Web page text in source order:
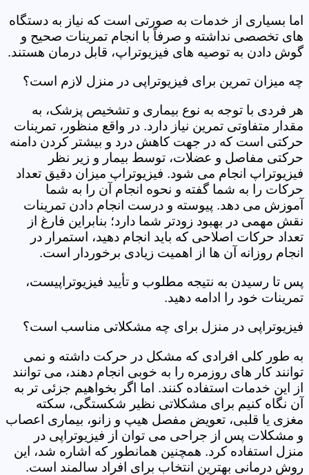
اما بسیاری از خدمات به صورتی است که نیاز به دستگاه
های تخصصی نداشته و صرفاً با انجام تمرینات صحیح و
گوش دادن به توصیه های فیزیوتراپ، قابل درمان هستند.
چه میزان تمرین برای فیزیوتراپی در منزل لازم است؟
هر فردی با توجه به نوع بیماری و تشخیص پزشک، به
مقدار متفاوتی تمرین نیاز دارد. در واقع منظور، تمرینات
حرکتی است که در جهت کاهش درد و بیشتر کردن دامنه
حرکتی مفاصل و عضلات، توسط بیمار و زیر نظر
فیزیوتراپ انجام می شود. فیزیوتراپ میزان دقیق تعداد
حرکات را به شما گفته و نحوه انجام آن را به شما
آموزش می دهد. پیوسته و درست انجام دادن تمرینات
نقش مهمی در بهبود زودتر شما دارد؛ بنابراین فارغ از
تعداد حرکات اصلاحی که باید انجام دهید، استمرار در
انجام روزانه آن ها از اهمیت زیادی برخوردار است.
پس تا رسیدن به نتیجه مطلوب و تأیید فیزیوتراپیست،
تمرینات خود را ادامه دهید.
فیزیوتراپی در منزل برای چه مشکلاتی مناسب است؟
به طور کلی افرادی که مشکل در حرکت داشته و نمی
توانند کار های روزمره را به خوبی انجام دهند، می توانند
از این خدمات استفاده کنند. اما اگر بخواهیم جزئی تر به
آن نگاه کنیم برای مشکلاتی نظیر شکستگی، سکته
مغزی یا قلبی، تعویض مفصل هیپ و زانو، بیماری اعصاب
و مشکلات پس از جراحی می توان از فیزیوتراپی در
منزل استفاده کرد. همچنین همانطور که اشاره شد، این
روش درمانی بهترین انتخاب برای افراد سالمند است.